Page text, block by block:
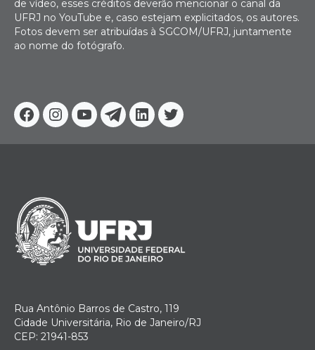
Facebook
Instagram
YoutubeTelegram
Linkedin
Twitter
de vídeo, esses créditos deverão mencionar o canal da
UFRJ no YouTube e, caso estejam explicitados, os autores.
Fotos devem ser atribuídas à SGCOM/UFRJ, juntamente
ao nome do fotógrafo.
Rua Antônio Barros de Castro, 119
Cidade Universitária, Rio de Janeiro/RJ
CEP: 21941-853